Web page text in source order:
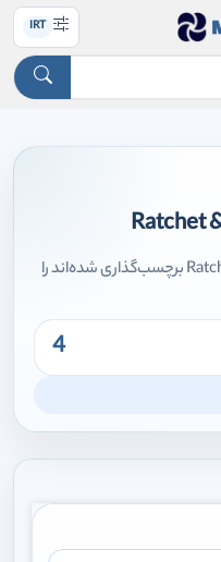
IRT
محصولاتی که با تگ Ratchet &amp; Clank برچسب‌گذاری شده‌اند را
4